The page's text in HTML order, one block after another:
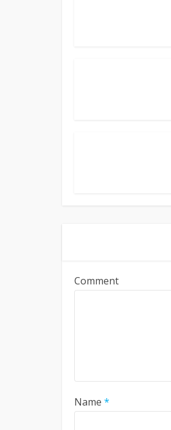
Comment
Name *